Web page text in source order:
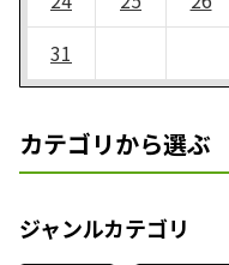
31
カテゴリから選ぶ
ジャンルカテゴリ